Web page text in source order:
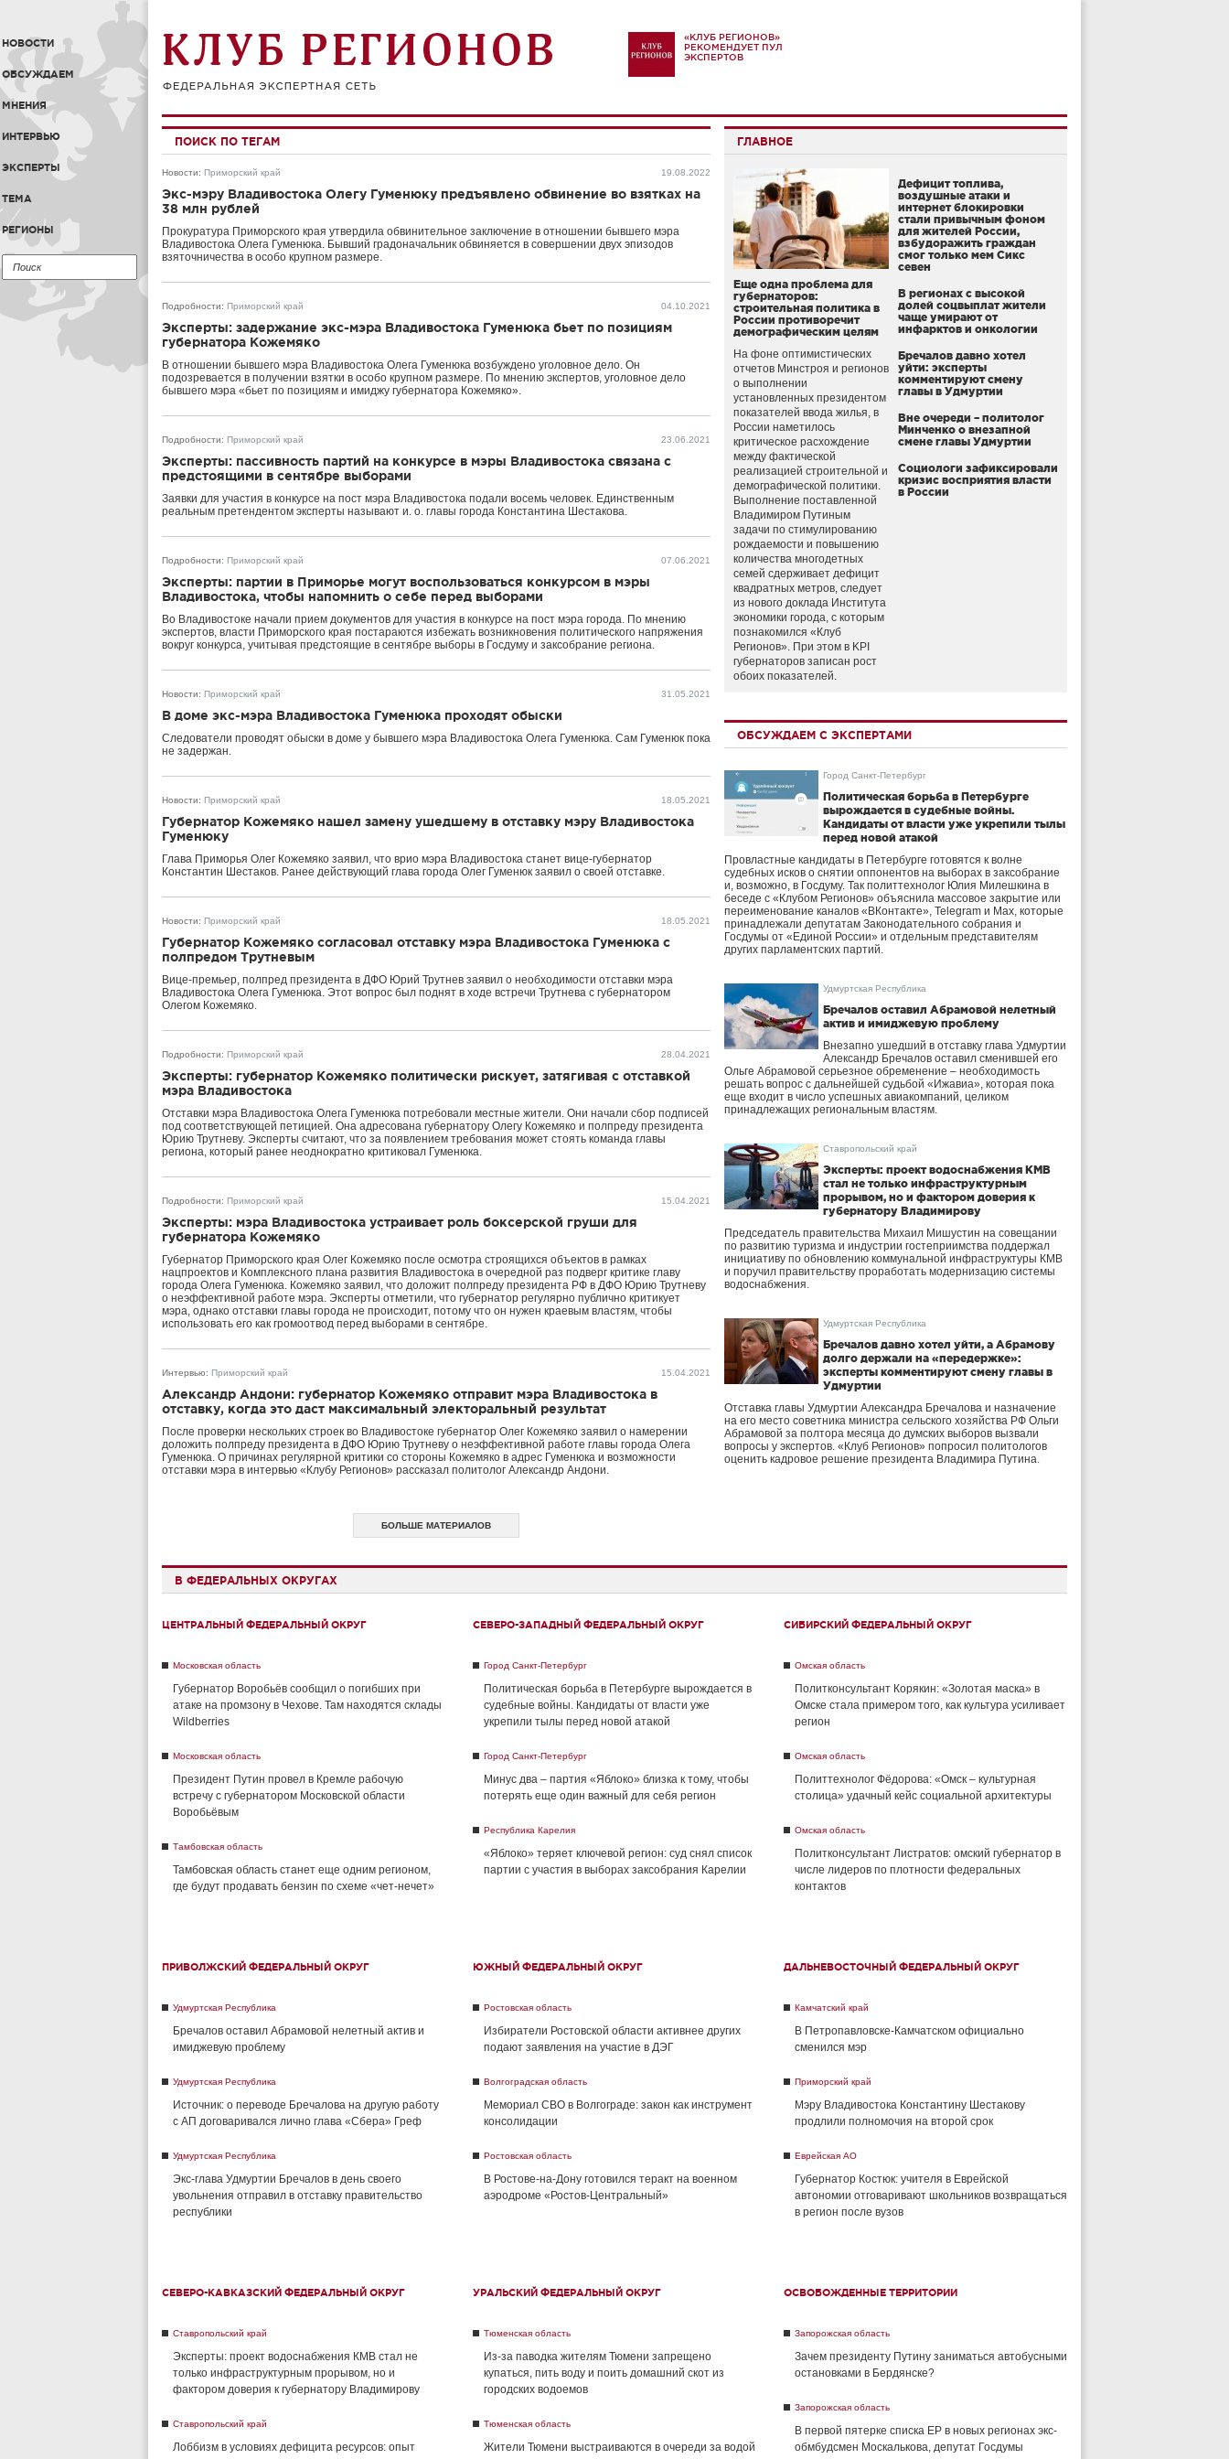
НОВОСТИ
ОБСУЖДАЕМ
МНЕНИЯ
ИНТЕРВЬЮ
ЭКСПЕРТЫ
ТЕМА
РЕГИОНЫ
«КЛУБ РЕГИОНОВ»
РЕКОМЕНДУЕТ ПУЛ
ЭКСПЕРТОВ
ПОИСК ПО ТЕГАМ
Новости: Приморский край 19.08.2022
Экс-мэру Владивостока Олегу Гуменюку предъявлено обвинение во взятках на
38 млн рублей
Прокуратура Приморского края утвердила обвинительное заключение в отношении бывшего мэра
Владивостока Олега Гуменюка. Бывший градоначальник обвиняется в совершении двух эпизодов
взяточничества в особо крупном размере.
Подробности: Приморский край 04.10.2021
Эксперты: задержание экс-мэра Владивостока Гуменюка бьет по позициям
губернатора Кожемяко
В отношении бывшего мэра Владивостока Олега Гуменюка возбуждено уголовное дело. Он
подозревается в получении взятки в особо крупном размере. По мнению экспертов, уголовное дело
бывшего мэра «бьет по позициям и имиджу губернатора Кожемяко».
Подробности: Приморский край 23.06.2021
Эксперты: пассивность партий на конкурсе в мэры Владивостока связана с
предстоящими в сентябре выборами
Заявки для участия в конкурсе на пост мэра Владивостока подали восемь человек. Единственным
реальным претендентом эксперты называют и. о. главы города Константина Шестакова.
Подробности: Приморский край 07.06.2021
Эксперты: партии в Приморье могут воспользоваться конкурсом в мэры
Владивостока, чтобы напомнить о себе перед выборами
Во Владивостоке начали прием документов для участия в конкурсе на пост мэра города. По мнению
экспертов, власти Приморского края постараются избежать возникновения политического напряжения
вокруг конкурса, учитывая предстоящие в сентябре выборы в Госдуму и заксобрание региона.
Новости: Приморский край 31.05.2021
В доме экс-мэра Владивостока Гуменюка проходят обыски
Следователи проводят обыски в доме у бывшего мэра Владивостока Олега Гуменюка. Сам Гуменюк пока
не задержан.
Новости: Приморский край 18.05.2021
Губернатор Кожемяко нашел замену ушедшему в отставку мэру Владивостока
Гуменюку
Глава Приморья Олег Кожемяко заявил, что врио мэра Владивостока станет вице-губернатор
Константин Шестаков. Ранее действующий глава города Олег Гуменюк заявил о своей отставке.
Новости: Приморский край 18.05.2021
Губернатор Кожемяко согласовал отставку мэра Владивостока Гуменюка с
полпредом Трутневым
Вице-премьер, полпред президента в ДФО Юрий Трутнев заявил о необходимости отставки мэра
Владивостока Олега Гуменюка. Этот вопрос был поднят в ходе встречи Трутнева с губернатором
Олегом Кожемяко.
Подробности: Приморский край 28.04.2021
Эксперты: губернатор Кожемяко политически рискует, затягивая с отставкой
мэра Владивостока
Отставки мэра Владивостока Олега Гуменюка потребовали местные жители. Они начали сбор подписей
под соответствующей петицией. Она адресована губернатору Олегу Кожемяко и полпреду президента
Юрию Трутневу. Эксперты считают, что за появлением требования может стоять команда главы
региона, который ранее неоднократно критиковал Гуменюка.
Подробности: Приморский край 15.04.2021
Эксперты: мэра Владивостока устраивает роль боксерской груши для
губернатора Кожемяко
Губернатор Приморского края Олег Кожемяко после осмотра строящихся объектов в рамках
нацпроектов и Комплексного плана развития Владивостока в очередной раз подверг критике главу
города Олега Гуменюка. Кожемяко заявил, что доложит полпреду президента РФ в ДФО Юрию Трутневу
о неэффективной работе мэра. Эксперты отметили, что губернатор регулярно публично критикует
мэра, однако отставки главы города не происходит, потому что он нужен краевым властям, чтобы
использовать его как громоотвод перед выборами в сентябре.
Интервью: Приморский край 15.04.2021
Александр Андони: губернатор Кожемяко отправит мэра Владивостока в
отставку, когда это даст максимальный электоральный результат
После проверки нескольких строек во Владивостоке губернатор Олег Кожемяко заявил о намерении
доложить полпреду президента в ДФО Юрию Трутневу о неэффективной работе главы города Олега
Гуменюка. О причинах регулярной критики со стороны Кожемяко в адрес Гуменюка и возможности
отставки мэра в интервью «Клубу Регионов» рассказал политолог Александр Андони.
БОЛЬШЕ МАТЕРИАЛОВ
ГЛАВНОЕ
Еще одна проблема для
губернаторов:
строительная политика в
России противоречит
демографическим целям
На фоне оптимистических
отчетов Минстроя и регионов
о выполнении
установленных президентом
показателей ввода жилья, в
России наметилось
критическое расхождение
между фактической
реализацией строительной и
демографической политики.
Выполнение поставленной
Владимиром Путиным
задачи по стимулированию
рождаемости и повышению
количества многодетных
семей сдерживает дефицит
квадратных метров, следует
из нового доклада Института
экономики города, с которым
познакомился «Клуб
Регионов». При этом в KPI
губернаторов записан рост
обоих показателей.
Дефицит топлива,
воздушные атаки и
интернет блокировки
стали привычным фоном
для жителей России,
взбудоражить граждан
смог только мем Сикс
севен
В регионах с высокой
долей соцвыплат жители
чаще умирают от
инфарктов и онкологии
Бречалов давно хотел
уйти: эксперты
комментируют смену
главы в Удмуртии
Вне очереди – политолог
Минченко о внезапной
смене главы Удмуртии
Социологи зафиксировали
кризис восприятия власти
в России
ОБСУЖДАЕМ С ЭКСПЕРТАМИ
Город Санкт-Петербург
Политическая борьба в Петербурге
вырождается в судебные войны.
Кандидаты от власти уже укрепили тылы
перед новой атакой
Провластные кандидаты в Петербурге готовятся к волне
судебных исков о снятии оппонентов на выборах в заксобрание
и, возможно, в Госдуму. Так политтехнолог Юлия Милешкина в
беседе с «Клубом Регионов» объяснила массовое закрытие или
переименование каналов «ВКонтакте», Telegram и Max, которые
принадлежали депутатам Законодательного собрания и
Госдумы от «Единой России» и отдельным представителям
других парламентских партий.
Удмуртская Республика
Бречалов оставил Абрамовой нелетный
актив и имиджевую проблему
Внезапно ушедший в отставку глава Удмуртии
Александр Бречалов оставил сменившей его
Ольге Абрамовой серьезное обременение – необходимость
решать вопрос с дальнейшей судьбой «Ижавиа», которая пока
еще входит в число успешных авиакомпаний, целиком
принадлежащих региональным властям.
Ставропольский край
Эксперты: проект водоснабжения КМВ
стал не только инфраструктурным
прорывом, но и фактором доверия к
губернатору Владимирову
Председатель правительства Михаил Мишустин на совещании
по развитию туризма и индустрии гостеприимства поддержал
инициативу по обновлению коммунальной инфраструктуры КМВ
и поручил правительству проработать модернизацию системы
водоснабжения.
Удмуртская Республика
Бречалов давно хотел уйти, а Абрамову
долго держали на «передержке»:
эксперты комментируют смену главы в
Удмуртии
Отставка главы Удмуртии Александра Бречалова и назначение
на его место советника министра сельского хозяйства РФ Ольги
Абрамовой за полтора месяца до думских выборов вызвали
вопросы у экспертов. «Клуб Регионов» попросил политологов
оценить кадровое решение президента Владимира Путина.
В ФЕДЕРАЛЬНЫХ ОКРУГАХ
ЦЕНТРАЛЬНЫЙ ФЕДЕРАЛЬНЫЙ ОКРУГ
Московская область
Губернатор Воробьёв сообщил о погибших при
атаке на промзону в Чехове. Там находятся склады
Wildberries
Московская область
Президент Путин провел в Кремле рабочую
встречу с губернатором Московской области
Воробьёвым
Тамбовская область
Тамбовская область станет еще одним регионом,
где будут продавать бензин по схеме «чет-нечет»
СЕВЕРО-ЗАПАДНЫЙ ФЕДЕРАЛЬНЫЙ ОКРУГ
Город Санкт-Петербург
Политическая борьба в Петербурге вырождается в
судебные войны. Кандидаты от власти уже
укрепили тылы перед новой атакой
Город Санкт-Петербург
Минус два – партия «Яблоко» близка к тому, чтобы
потерять еще один важный для себя регион
Республика Карелия
«Яблоко» теряет ключевой регион: суд снял список
партии с участия в выборах заксобрания Карелии
СИБИРСКИЙ ФЕДЕРАЛЬНЫЙ ОКРУГ
Омская область
Политконсультант Корякин: «Золотая маска» в
Омске стала примером того, как культура усиливает
регион
Омская область
Политтехнолог Фёдорова: «Омск – культурная
столица» удачный кейс социальной архитектуры
Омская область
Политконсультант Листратов: омский губернатор в
числе лидеров по плотности федеральных
контактов
ПРИВОЛЖСКИЙ ФЕДЕРАЛЬНЫЙ ОКРУГ
Удмуртская Республика
Бречалов оставил Абрамовой нелетный актив и
имиджевую проблему
Удмуртская Республика
Источник: о переводе Бречалова на другую работу
с АП договаривался лично глава «Сбера» Греф
Удмуртская Республика
Экс-глава Удмуртии Бречалов в день своего
увольнения отправил в отставку правительство
республики
ЮЖНЫЙ ФЕДЕРАЛЬНЫЙ ОКРУГ
Ростовская область
Избиратели Ростовской области активнее других
подают заявления на участие в ДЭГ
Волгоградская область
Мемориал СВО в Волгограде: закон как инструмент
консолидации
Ростовская область
В Ростове-на-Дону готовился теракт на военном
аэродроме «Ростов-Центральный»
ДАЛЬНЕВОСТОЧНЫЙ ФЕДЕРАЛЬНЫЙ ОКРУГ
Камчатский край
В Петропавловске-Камчатском официально
сменился мэр
Приморский край
Мэру Владивостока Константину Шестакову
продлили полномочия на второй срок
Еврейская АО
Губернатор Костюк: учителя в Еврейской
автономии отговаривают школьников возвращаться
в регион после вузов
СЕВЕРО-КАВКАЗСКИЙ ФЕДЕРАЛЬНЫЙ ОКРУГ
Ставропольский край
Эксперты: проект водоснабжения КМВ стал не
только инфраструктурным прорывом, но и
фактором доверия к губернатору Владимирову
Ставропольский край
Лоббизм в условиях дефицита ресурсов: опыт
УРАЛЬСКИЙ ФЕДЕРАЛЬНЫЙ ОКРУГ
Тюменская область
Из-за паводка жителям Тюмени запрещено
купаться, пить воду и поить домашний скот из
городских водоемов
Тюменская область
Жители Тюмени выстраиваются в очереди за водой
ОСВОБОЖДЕННЫЕ ТЕРРИТОРИИ
Запорожская область
Зачем президенту Путину заниматься автобусными
остановками в Бердянске?
Запорожская область
В первой пятерке списка ЕР в новых регионах экс-
обмбудсмен Москалькова, депутат Госдумы